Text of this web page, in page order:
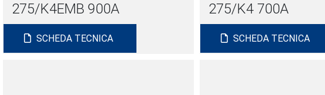
275/K4EMB 900A
SCHEDA TECNICA
275/K4 700A
SCHEDA TECNICA